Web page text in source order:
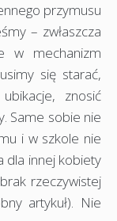
przymusu
– zwłaszcza
w mechanizm
się starać,
znosić
Same sobie nie
i w szkole nie
dla innej kobiety
rzeczywistej
artykuł). Nie